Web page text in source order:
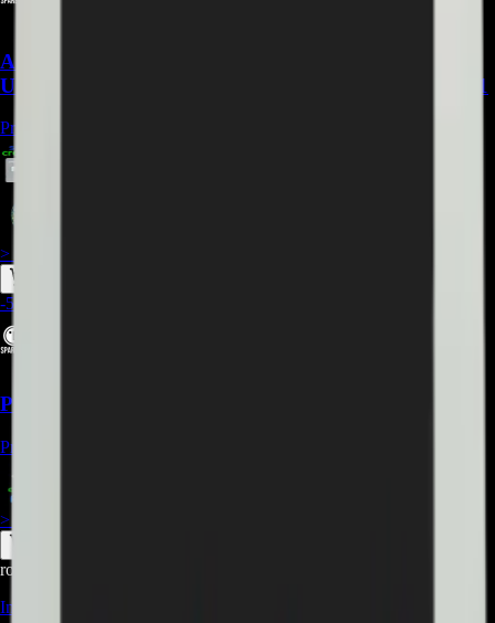
Acrilico LGP compatible con Samsung
UN43RU7100KXZL, UN43NU7100KXZL - REP-471
Precio Regular:
> ver_
-50
Panel LCD-TFT LG EAJ65288801 49" - REP-428
Precio Regular:
> ver_
root@ops:~#
Iniciá sesión